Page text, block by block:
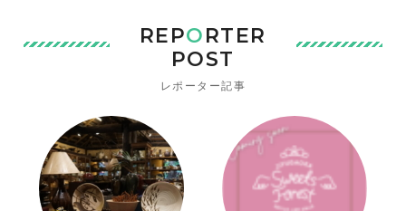
REPORTER
POST
レポーター記事